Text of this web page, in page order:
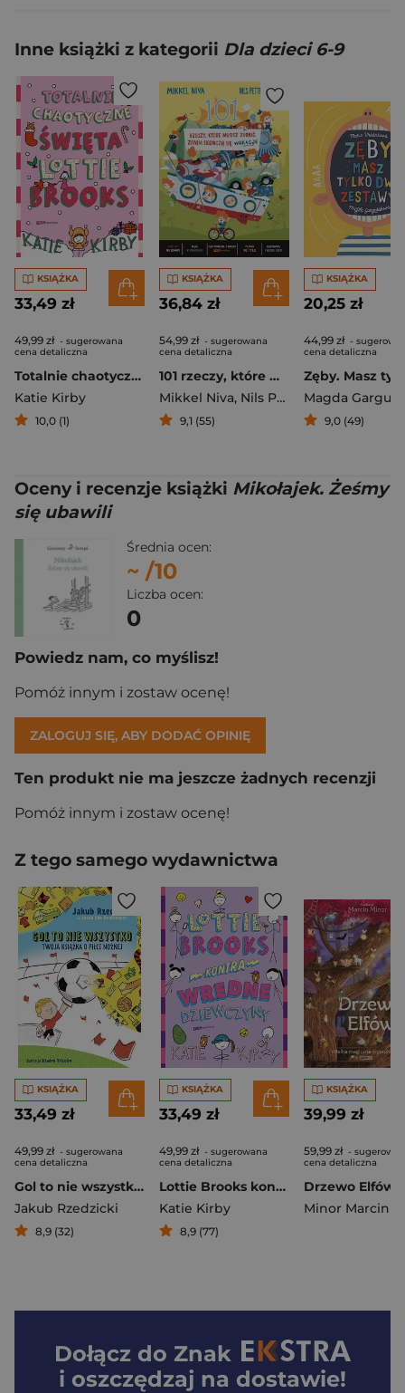
Inne książki z kategorii Dla dzieci 6-9
KSIĄŻKA
33,49 zł
49,99 zł - sugerowana
cena detaliczna
Totalnie chaotyczne święta Lottie Brooks [2025]
Katie Kirby
10,0 (1)
KSIĄŻKA
36,84 zł
54,99 zł - sugerowana
cena detaliczna
101 rzeczy, które musisz zrobić, zanim skończą się wakacje
Mikkel Niva, Nils Petter Mørland ,
9,1 (55)
KSIĄŻKA
20,25 zł
44,99 zł -
cena detaliczna
9,0 (49)
Oceny i recenzje książki Mikołajek. Żeśmy
się ubawili
Średnia ocen:
~ /10
Liczba ocen:
0
Powiedz nam, co myślisz!
Pomóż innym i zostaw ocenę!
ZALOGUJ SIĘ, ABY DODAĆ OPINIĘ
Ten produkt nie ma jeszcze żadnych recenzji
Pomóż innym i zostaw ocenę!
Z tego samego wydawnictwa
KSIĄŻKA
33,49 zł
49,99 zł - sugerowana
cena detaliczna
Gol to nie wszystko. Twoja książka o piłce nożnej
Jakub Rzedzicki
8,9 (32)
KSIĄŻKA
33,49 zł
49,99 zł - sugerowana
cena detaliczna
Lottie Brooks kontra wredne dziewczyny
Katie Kirby
8,9 (77)
KSIĄŻKA
39,99 zł
59,99 zł -
cena detaliczna
Minor Marcin
Dołącz do Znak
i oszczędzaj na dostawie!